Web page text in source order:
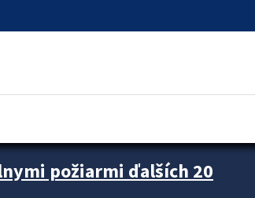
a ako sa pripraviť